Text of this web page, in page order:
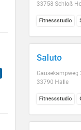
33758 Schloß
Fitnessstudio
Saluto
Gausekampweg
33790 Halle
Fitnessstudio